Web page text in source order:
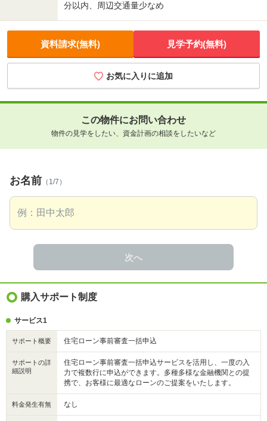
分以内、周辺交通量少なめ
資料請求(無料) 見学予約(無料)
お気に入りに追加
この物件にお問い合わせ
物件の見学をしたい、資金計画の相談をしたいなど
お名前 （1/7）
次へ
購入サポート制度
サービス1
サポート概要 住宅ローン事前審査一括申込
サポートの詳
細説明
住宅ローン事前審査一括申込サービスを活用し、一度の入
力で複数行に申込ができます。多種多様な金融機関との提
携で、お客様に最適なローンのご提案をいたします。
料金発生有無 なし